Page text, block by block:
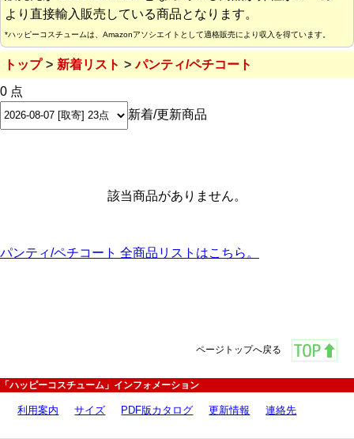
より直接輸入販売している商品となります。
*ハッピーコスチュームは、Amazonアソシエイトとして適格販売により収入を得ています。
トップ 新着リスト
パンティ/ペチコート
0 点
新着/更新商品
該当商品がありません。
パンティ/ペチコート 全商品リストはこちら。
ページトップへ戻る
「ハッピーコスチューム」インフォメーション
利用案内 サイズ PDF版カタログ 更新情報 連絡先